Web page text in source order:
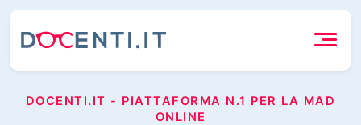
DOCENTI.IT - PIATTAFORMA N.1 PER LA MAD
ONLINE